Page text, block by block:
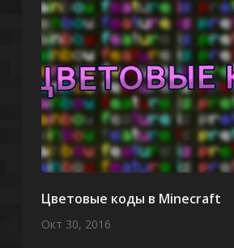
Цветовые коды в Minecraft
Окт 30, 2016